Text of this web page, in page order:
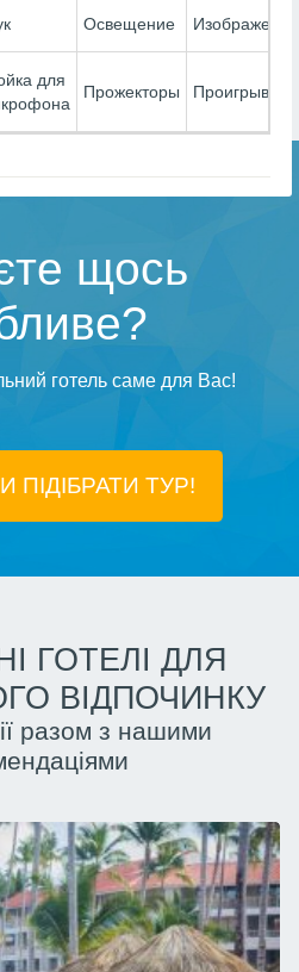
Освещение Изображение
для
Прожекторы
щось
готель саме для Вас!
ПІДIБРАТИ ТУР!
ГОТЕЛІ ДЛЯ
ВІДПОЧИНКУ
разом з нашими